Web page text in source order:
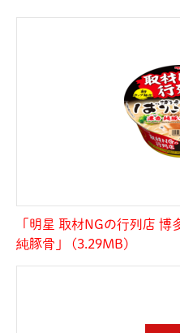
「明星 取材NGの行列店
純豚骨」 (3.29MB)